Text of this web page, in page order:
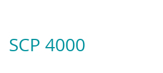
SCP 4000